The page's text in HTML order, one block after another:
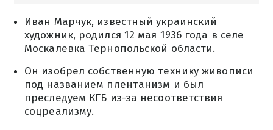
Иван Марчук, известный украинский
художник, родился 12 мая 1936 года в селе
Москалевка Тернопольской области.
Он изобрел собственную технику живописи
под названием плентанизм и был
преследуем КГБ из-за несоответствия
соцреализму.